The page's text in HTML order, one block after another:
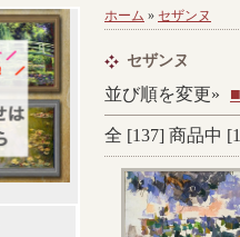
ホーム » セザンヌ
セザンヌ
並び順を変更»
全 [137] 商品中 [1